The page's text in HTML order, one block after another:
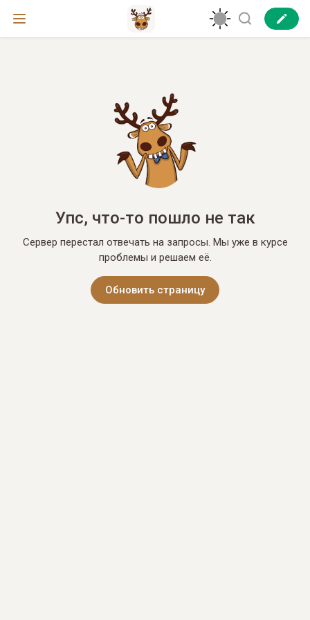
Упс, что-то пошло не так
Сервер перестал отвечать на запросы. Мы уже в курсе
проблемы и решаем её.
Обновить страницу